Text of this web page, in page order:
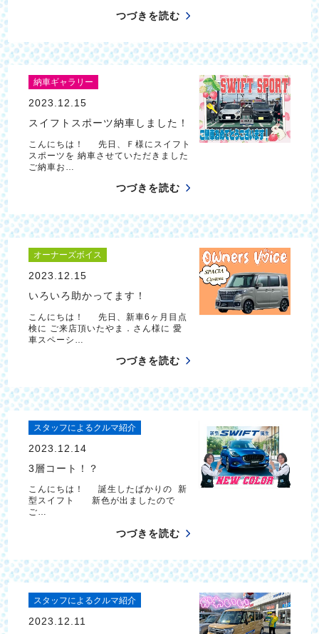
つづきを読む
納車ギャラリー
2023.12.15
スイフトスポーツ納車しました！
こんにちは！ 先日、Ｆ様にスイフト
スポーツを 納車させていただきました
ご納車お…
つづきを読む
オーナーズボイス
2023.12.15
いろいろ助かってます！
こんにちは！ 先日、新車6ヶ月目点
検に ご来店頂いたやま．さん様に 愛
車スペーシ…
つづきを読む
スタッフによるクルマ紹介
2023.12.14
3層コート！？
こんにちは！ 誕生したばかりの 新
型スイフト 新色が出ましたので
ご…
つづきを読む
スタッフによるクルマ紹介
2023.12.11